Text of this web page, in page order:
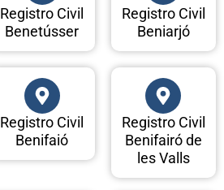
Registro Civil
Benetússer
Registro Civil
Beniarjó
Registro Civil
Benifaió
Registro Civil
Benifairó de
les Valls